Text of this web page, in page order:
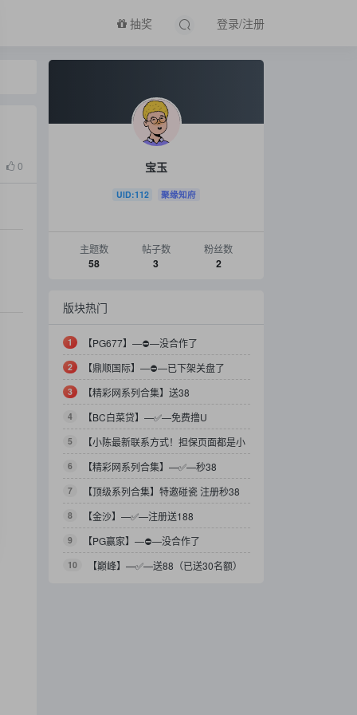
抽奖 登录/注册
0 宝玉
UID:112 聚缘知府
主题数
58
帖子数
3
粉丝数
2
版块热门
1 【PG677】—⛔️—没合作了
2 【鼎顺国际】—⛔️—已下架关盘了
3 【精彩网系列合集】送38
4 【BC白菜贷】—✅—免费撸U
5
【小陈最新联系方式！担保页面都是小
陈的台子！】
6 【精彩网系列合集】—✅—秒38
7 【顶级系列合集】特邀碰瓷 注册秒38
8 【金沙】—✅—注册送188
9 【PG赢家】—⛔️—没合作了
10 【巅峰】—✅—送88（已送30名额）